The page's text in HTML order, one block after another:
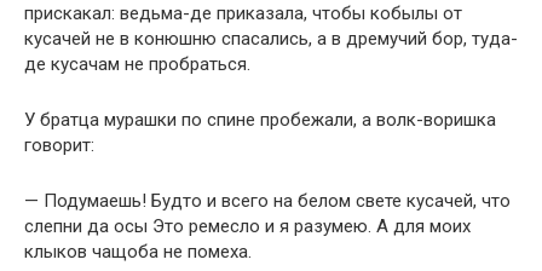
прискакал: ведьма-де приказала, чтобы кобылы от
кусачей не в конюшню спасались, а в дремучий бор, туда-
де кусачам не пробраться.
У братца мурашки по спине пробежали, а волк-воришка
говорит:
— Подумаешь! Будто и всего на белом свете кусачей, что
слепни да осы Это ремесло и я разумею. А для моих
клыков чащоба не помеха.